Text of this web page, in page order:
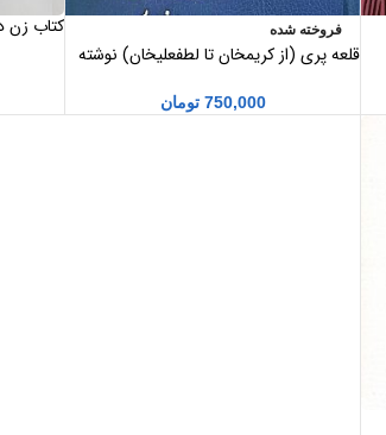
فروخته شده
قلعه پری (از کریمخان تا لطفعلیخان) نوشته
750,000 تومان
کتاب زن